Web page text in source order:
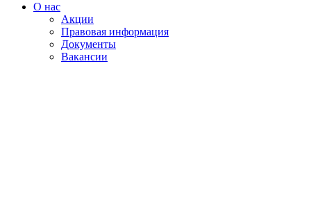
О нас
Акции
Правовая информация
Документы
Вакансии